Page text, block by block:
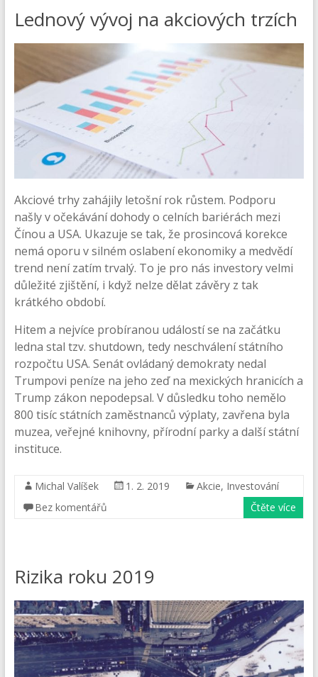
Lednový vývoj na akciových trzích
Akciové trhy zahájily letošní rok růstem. Podporu
našly v očekávání dohody o celních bariérách mezi
Čínou a USA. Ukazuje se tak, že prosincová korekce
nemá oporu v silném oslabení ekonomiky a medvědí
trend není zatím trvalý. To je pro nás investory velmi
důležité zjištění, i když nelze dělat závěry z tak
krátkého období.
Hitem a nejvíce probíranou událostí se na začátku
ledna stal tzv. shutdown, tedy neschválení státního
rozpočtu USA. Senát ovládaný demokraty nedal
Trumpovi peníze na jeho zeď na mexických hranicích a
Trump zákon nepodepsal. V důsledku toho nemělo
800 tisíc státních zaměstnanců výplaty, zavřena byla
muzea, veřejné knihovny, přírodní parky a další státní
instituce.
Michal Valíšek 1. 2. 2019 Akcie, Investování
Bez komentářů
Čtěte více
Rizika roku 2019